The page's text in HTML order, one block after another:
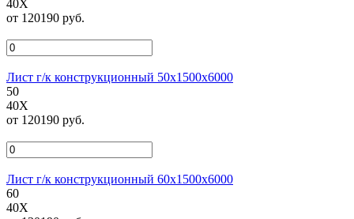
40Х
от 120190 руб.
Лист г/к конструкционный 50х1500х6000
50
40Х
от 120190 руб.
Лист г/к конструкционный 60х1500х6000
60
40Х